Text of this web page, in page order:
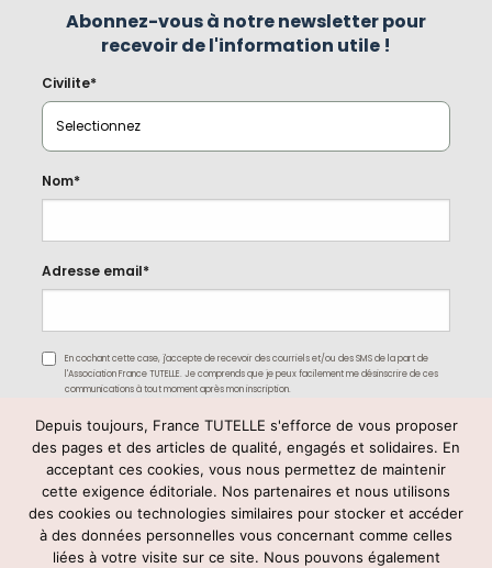
Abonnez-vous à notre newsletter pour
recevoir de l'information utile !
Civilite*
Nom*
Adresse email*
En cochant cette case, j'accepte de recevoir des courriels et/ou des SMS de la part de
l'Association France TUTELLE. Je comprends que je peux facilement me désinscrire de ces
communications à tout moment après mon inscription.
Depuis toujours, France TUTELLE s'efforce de vous proposer
des pages et des articles de qualité, engagés et solidaires. En
acceptant ces cookies, vous nous permettez de maintenir
cette exigence éditoriale. Nos partenaires et nous utilisons
des cookies ou technologies similaires pour stocker et accéder
à des données personnelles vous concernant comme celles
liées à votre visite sur ce site. Nous pouvons également